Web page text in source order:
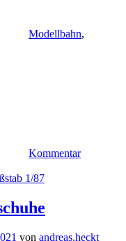
Modellbahn,
Kommentar
von andreas.heckt